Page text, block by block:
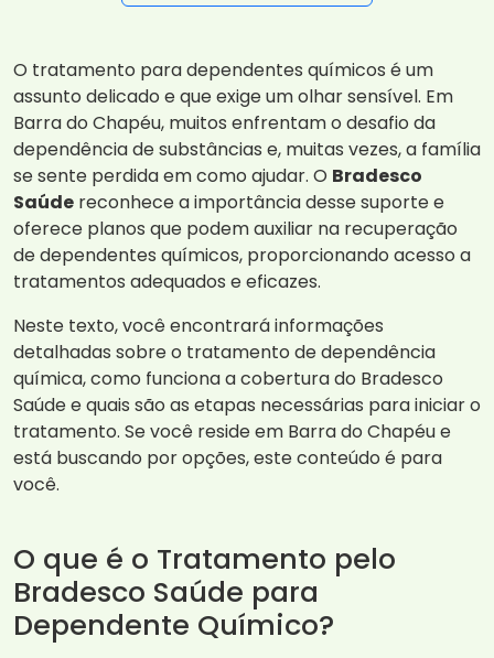
O tratamento para dependentes químicos é um
assunto delicado e que exige um olhar sensível. Em
Barra do Chapéu, muitos enfrentam o desafio da
dependência de substâncias e, muitas vezes, a família
se sente perdida em como ajudar. O Bradesco
Saúde reconhece a importância desse suporte e
oferece planos que podem auxiliar na recuperação
de dependentes químicos, proporcionando acesso a
tratamentos adequados e eficazes.
Neste texto, você encontrará informações
detalhadas sobre o tratamento de dependência
química, como funciona a cobertura do Bradesco
Saúde e quais são as etapas necessárias para iniciar o
tratamento. Se você reside em Barra do Chapéu e
está buscando por opções, este conteúdo é para
você.
O que é o Tratamento pelo
Bradesco Saúde para
Dependente Químico?